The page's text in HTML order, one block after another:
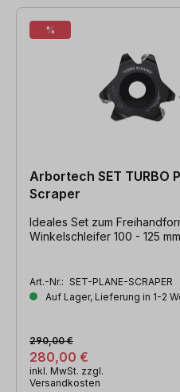
%
Arbortech SET TURBO
Scraper
Ideales Set zum
Winkelschleifer 100 - 125 mm
Art.-Nr.: SET-PLANE-SCRAPER
Auf Lager, Lieferung in 1-2
280,00 €
290,00 €
inkl. MwSt. zzgl.
Versandkosten